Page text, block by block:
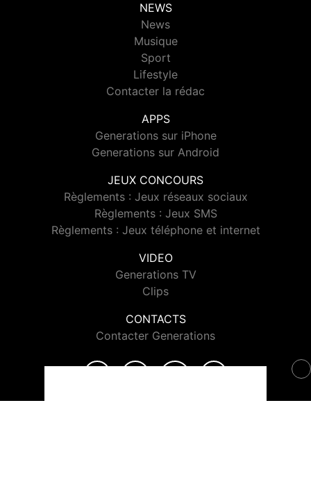
NEWS
News
Musique
Sport
Lifestyle
Contacter la rédac
APPS
Generations sur iPhone
Generations sur Android
JEUX CONCOURS
Règlements : Jeux réseaux sociaux
Règlements : Jeux SMS
Règlements : Jeux téléphone et internet
VIDEO
Generations TV
Clips
CONTACTS
Contacter Generations